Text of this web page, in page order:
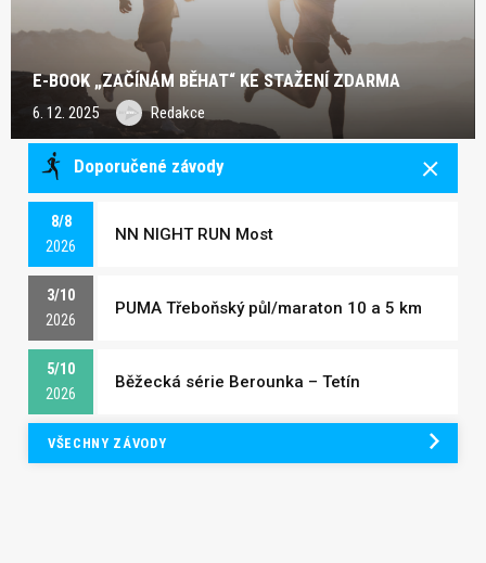
E-BOOK „ZAČÍNÁM BĚHAT“ KE STAŽENÍ ZDARMA
6. 12. 2025 Redakce
Doporučené závody
8/8
2026
NN NIGHT RUN Most
3/10
2026
PUMA Třeboňský půl/maraton 10 a 5 km
5/10
2026
Běžecká série Berounka – Tetín
VŠECHNY ZÁVODY